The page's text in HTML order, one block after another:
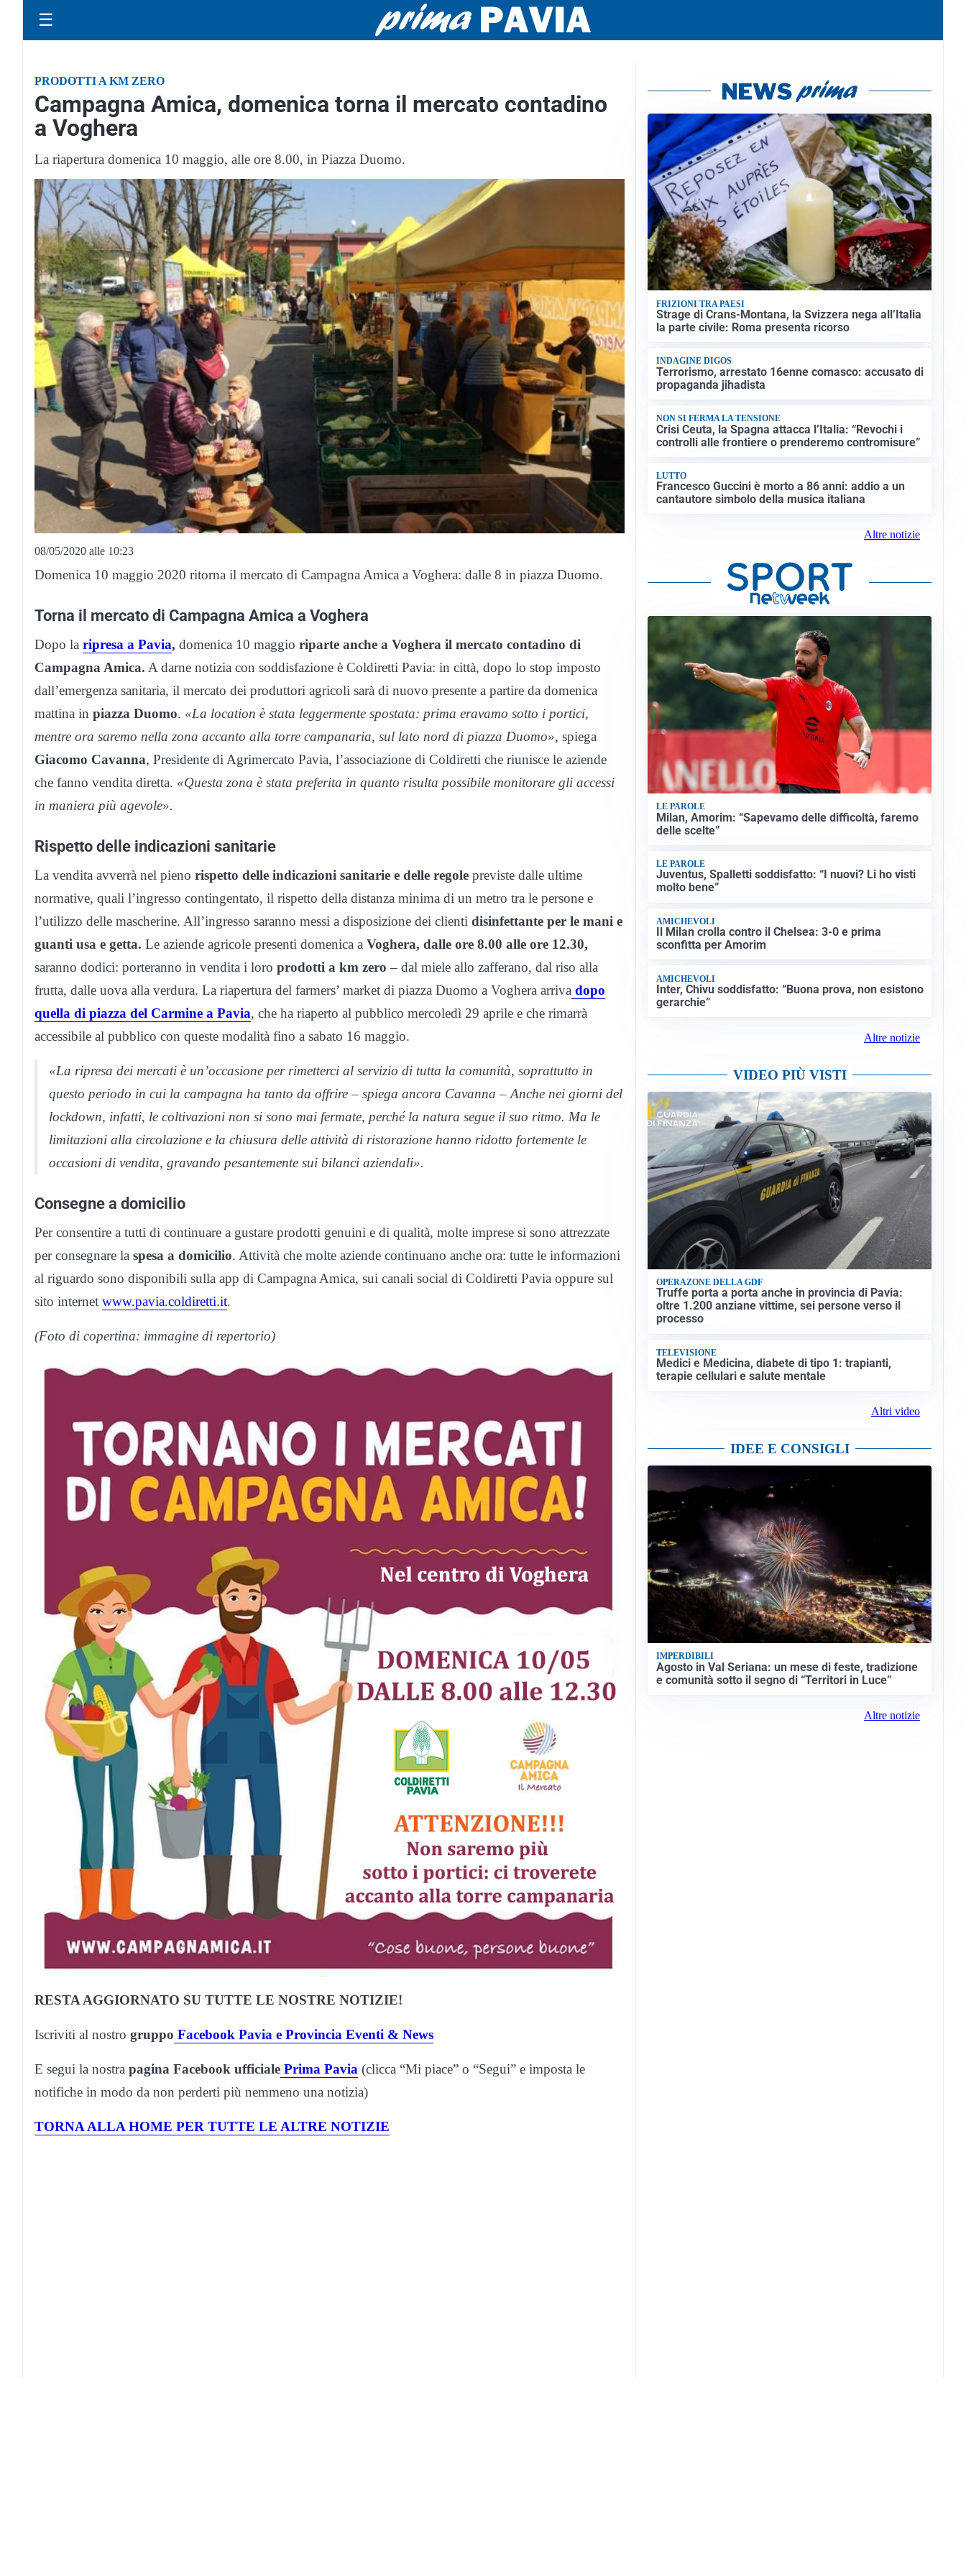
☰
PRODOTTI A KM ZERO
Campagna Amica, domenica torna il mercato contadino
a Voghera
La riapertura domenica 10 maggio, alle ore 8.00, in Piazza Duomo.
08/05/2020 alle 10:23
Domenica 10 maggio 2020 ritorna il mercato di Campagna Amica a Voghera: dalle 8 in piazza Duomo.
Torna il mercato di Campagna Amica a Voghera
Dopo la ripresa a Pavia, domenica 10 maggio riparte anche a Voghera il mercato contadino di
Campagna Amica. A darne notizia con soddisfazione è Coldiretti Pavia: in città, dopo lo stop imposto
dall’emergenza sanitaria, il mercato dei produttori agricoli sarà di nuovo presente a partire da domenica
mattina in piazza Duomo. «La location è stata leggermente spostata: prima eravamo sotto i portici,
mentre ora saremo nella zona accanto alla torre campanaria, sul lato nord di piazza Duomo», spiega
Giacomo Cavanna, Presidente di Agrimercato Pavia, l’associazione di Coldiretti che riunisce le aziende
che fanno vendita diretta. «Questa zona è stata preferita in quanto risulta possibile monitorare gli accessi
in maniera più agevole».
Rispetto delle indicazioni sanitarie
La vendita avverrà nel pieno rispetto delle indicazioni sanitarie e delle regole previste dalle ultime
normative, quali l’ingresso contingentato, il rispetto della distanza minima di un metro tra le persone e
l’utilizzo delle mascherine. All’ingresso saranno messi a disposizione dei clienti disinfettante per le mani e
guanti usa e getta. Le aziende agricole presenti domenica a Voghera, dalle ore 8.00 alle ore 12.30,
saranno dodici: porteranno in vendita i loro prodotti a km zero – dal miele allo zafferano, dal riso alla
frutta, dalle uova alla verdura. La riapertura del farmers’ market di piazza Duomo a Voghera arriva dopo
quella di piazza del Carmine a Pavia, che ha riaperto al pubblico mercoledì 29 aprile e che rimarrà
accessibile al pubblico con queste modalità fino a sabato 16 maggio.
«La ripresa dei mercati è un’occasione per rimetterci al servizio di tutta la comunità, soprattutto in
questo periodo in cui la campagna ha tanto da offrire – spiega ancora Cavanna – Anche nei giorni del
lockdown, infatti, le coltivazioni non si sono mai fermate, perché la natura segue il suo ritmo. Ma le
limitazioni alla circolazione e la chiusura delle attività di ristorazione hanno ridotto fortemente le
occasioni di vendita, gravando pesantemente sui bilanci aziendali».
Consegne a domicilio
Per consentire a tutti di continuare a gustare prodotti genuini e di qualità, molte imprese si sono attrezzate
per consegnare la spesa a domicilio. Attività che molte aziende continuano anche ora: tutte le informazioni
al riguardo sono disponibili sulla app di Campagna Amica, sui canali social di Coldiretti Pavia oppure sul
sito internet www.pavia.coldiretti.it.
(Foto di copertina: immagine di repertorio)
RESTA AGGIORNATO SU TUTTE LE NOSTRE NOTIZIE!
Iscriviti al nostro gruppo Facebook Pavia e Provincia Eventi & News
E segui la nostra pagina Facebook ufficiale Prima Pavia (clicca “Mi piace” o “Segui” e imposta le
notifiche in modo da non perderti più nemmeno una notizia)
TORNA ALLA HOME PER TUTTE LE ALTRE NOTIZIE
FRIZIONI TRA PAESI
Strage di Crans-Montana, la Svizzera nega all’Italia
la parte civile: Roma presenta ricorso
INDAGINE DIGOS
Terrorismo, arrestato 16enne comasco: accusato di
propaganda jihadista
NON SI FERMA LA TENSIONE
Crisi Ceuta, la Spagna attacca l’Italia: “Revochi i
controlli alle frontiere o prenderemo contromisure”
LUTTO
Francesco Guccini è morto a 86 anni: addio a un
cantautore simbolo della musica italiana
Altre notizie
LE PAROLE
Milan, Amorim: “Sapevamo delle difficoltà, faremo
delle scelte”
LE PAROLE
Juventus, Spalletti soddisfatto: “I nuovi? Li ho visti
molto bene”
AMICHEVOLI
Il Milan crolla contro il Chelsea: 3-0 e prima
sconfitta per Amorim
AMICHEVOLI
Inter, Chivu soddisfatto: “Buona prova, non esistono
gerarchie”
Altre notizie
VIDEO PIÙ VISTI
OPERAZONE DELLA GDF
Truffe porta a porta anche in provincia di Pavia:
oltre 1.200 anziane vittime, sei persone verso il
processo
TELEVISIONE
Medici e Medicina, diabete di tipo 1: trapianti,
terapie cellulari e salute mentale
Altri video
IDEE E CONSIGLI
IMPERDIBILI
Agosto in Val Seriana: un mese di feste, tradizione
e comunità sotto il segno di “Territori in Luce”
Altre notizie